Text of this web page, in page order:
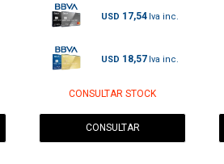
USD 17,54
USD 18,57
CONSULTAR STOCK
CONSULTAR